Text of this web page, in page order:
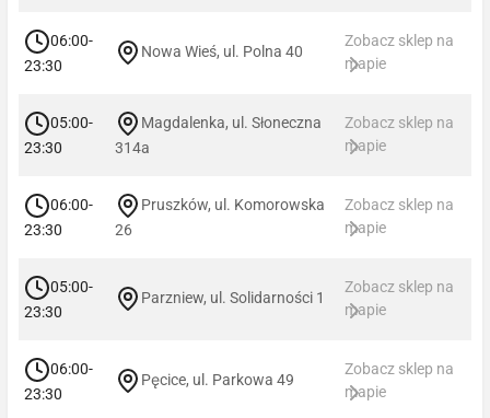
06:00-
23:30
Nowa Wieś, ul. Polna 40
Zobacz sklep na
mapie
05:00-
23:30
Magdalenka, ul. Słoneczna
314a
Zobacz sklep na
mapie
06:00-
23:30
Pruszków, ul. Komorowska
26
Zobacz sklep na
mapie
05:00-
23:30
Parzniew, ul. Solidarności 1
Zobacz sklep na
mapie
06:00-
23:30
Pęcice, ul. Parkowa 49
Zobacz sklep na
mapie